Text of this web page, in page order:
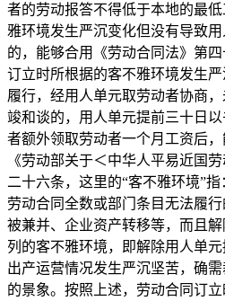
者的劳动报答不得低于本地的最
雅环境发生严沉变化但没有导致
的，能够合用《劳动合同法》第
订立时所根据的客不雅环境发生
履行，经用人单元取劳动者协商
竣和谈的，用人单元提前三十日
者额外领取劳动者一个月工资后
《劳动部关于＜中华人平易近国
二十六条，这里的“客不雅环境”
劳动合同全数或部门条目无法履行
被兼并、企业资产转移等，而且
列的客不雅环境，即解除用人单
出产运营情况发生严沉坚苦，确
的景象。按照上述，劳动合同订